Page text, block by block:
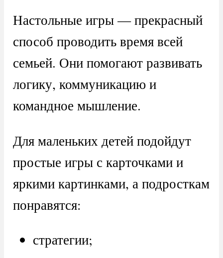
Настольные игры — прекрасный
способ проводить время всей
семьей. Они помогают развивать
логику, коммуникацию и
командное мышление.
Для маленьких детей подойдут
простые игры с карточками и
яркими картинками, а подросткам
понравятся:
стратегии;